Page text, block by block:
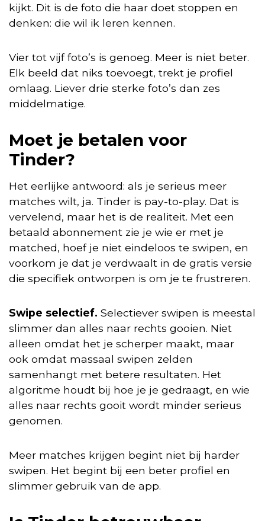
kijkt. Dit is de foto die haar doet stoppen en
denken: die wil ik leren kennen.
Vier tot vijf foto’s is genoeg. Meer is niet beter.
Elk beeld dat niks toevoegt, trekt je profiel
omlaag. Liever drie sterke foto’s dan zes
middelmatige.
Moet je betalen voor
Tinder?
Het eerlijke antwoord: als je serieus meer
matches wilt, ja. Tinder is pay-to-play. Dat is
vervelend, maar het is de realiteit. Met een
betaald abonnement zie je wie er met je
matched, hoef je niet eindeloos te swipen, en
voorkom je dat je verdwaalt in de gratis versie
die specifiek ontworpen is om je te frustreren.
Swipe selectief. Selectiever swipen is meestal
slimmer dan alles naar rechts gooien. Niet
alleen omdat het je scherper maakt, maar
ook omdat massaal swipen zelden
samenhangt met betere resultaten. Het
algoritme houdt bij hoe je je gedraagt, en wie
alles naar rechts gooit wordt minder serieus
genomen.
Meer matches krijgen begint niet bij harder
swipen. Het begint bij een beter profiel en
slimmer gebruik van de app.